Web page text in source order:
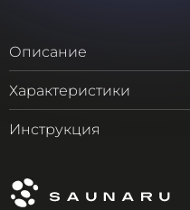
Описание
Характеристики
Инструкция